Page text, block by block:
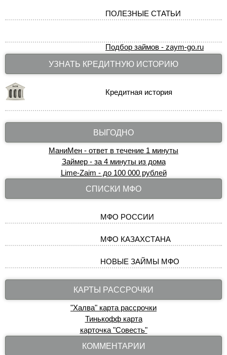
ПОЛЕЗНЫЕ СТАТЬИ
Подбор займов - zaym-go.ru
УЗНАТЬ КРЕДИТНУЮ ИСТОРИЮ
Кредитная история
ВЫГОДНО
МаниМен - ответ в течение 1 минуты
Займер - за 4 минуты из дома
Lime-Zaim - до 100 000 рублей
СПИСКИ МФО
МФО РОССИИ
МФО КАЗАХСТАНА
НОВЫЕ ЗАЙМЫ МФО
КАРТЫ РАССРОЧКИ
"Халва" карта рассрочки
Тинькофф карта
карточка "Совесть"
КОММЕНТАРИИ